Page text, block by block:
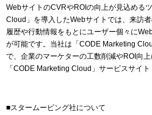
WebサイトのCVRやROIの向上が見込める
Cloud」を導入したWebサイトでは、来訪
履歴や行動情報をもとにユーザー個々に
が可能です。当社は「CODE Marketing
で、企業のマーケターの工数削減やROI向上
「CODE Marketing Cloud」サービスサイト
■スタームービング社について